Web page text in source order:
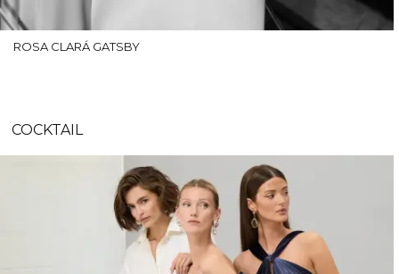
ROSA CLARÁ GATSBY
COCKTAIL